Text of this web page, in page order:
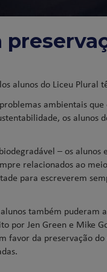
alunos do Liceu Plural
ambientais
os
– os alunos
relacionados ao
para escreverem
também
por Jen Green e Mike
favor da preservação